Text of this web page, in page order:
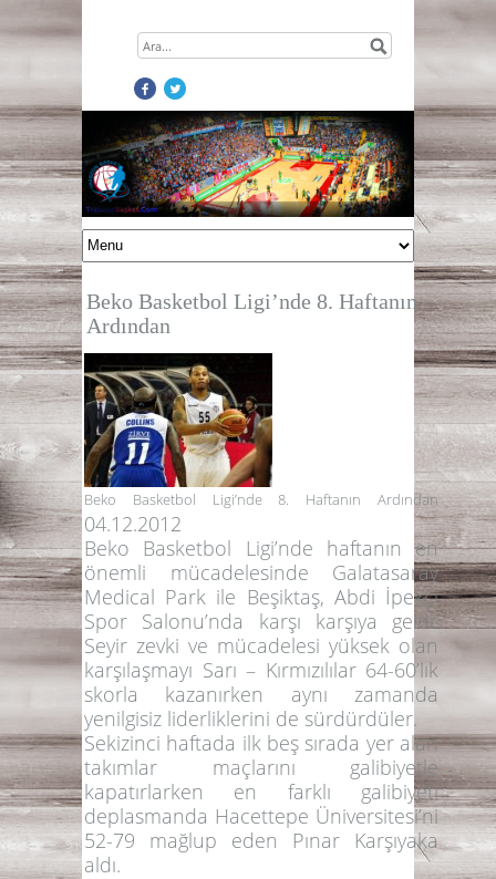
Beko Basketbol Ligi’nde 8. Haftanın
Ardından
Beko Basketbol Ligi’nde 8. Haftanın Ardından
04.12.2012
Beko Basketbol Ligi’nde haftanın en
önemli mücadelesinde Galatasaray
Medical Park ile Beşiktaş, Abdi İpekçi
Spor Salonu’nda karşı karşıya geldi.
Seyir zevki ve mücadelesi yüksek olan
karşılaşmayı Sarı – Kırmızılılar 64-60’lık
skorla kazanırken aynı zamanda
yenilgisiz liderliklerini de sürdürdüler.
Sekizinci haftada ilk beş sırada yer alan
takımlar maçlarını galibiyetle
kapatırlarken en farklı galibiyeti
deplasmanda Hacettepe Üniversitesi’ni
52-79 mağlup eden Pınar Karşıyaka
aldı.